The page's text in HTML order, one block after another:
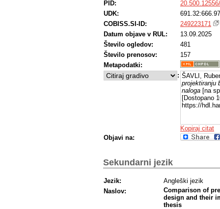
PID:
UDK:
COBISS.SI-ID:
249223171
Datum objave v RUL:
13.09.2025
Število ogledov:
481
Število prenosov:
157
Metapodatki:
: ŠAVLI,
projektiranju
naloga [na
[Dostopano
https://
Kopiraj citat
Objavi na:
Sekundarni jezik
Jezik:
Angleški jezik
Naslov:
Comparison of
design and their
thesis